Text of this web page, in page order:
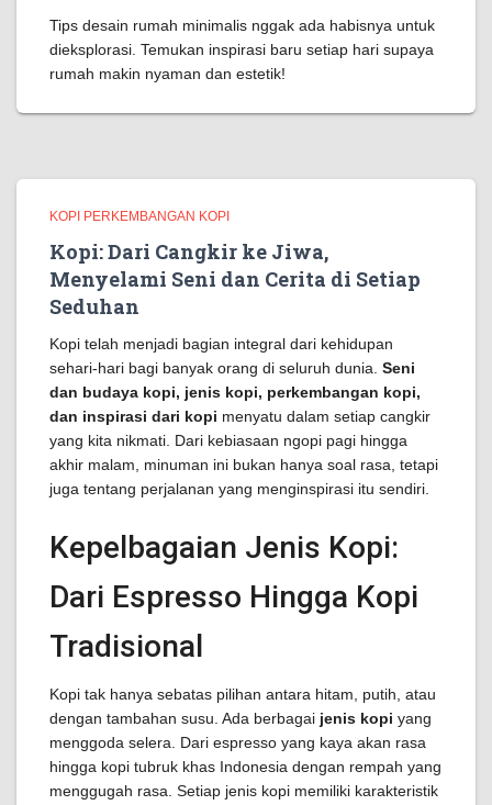
Tips desain rumah minimalis nggak ada habisnya untuk
dieksplorasi. Temukan inspirasi baru setiap hari supaya
rumah makin nyaman dan estetik!
KOPI PERKEMBANGAN KOPI
Kopi: Dari Cangkir ke Jiwa,
Menyelami Seni dan Cerita di Setiap
Seduhan
Kopi telah menjadi bagian integral dari kehidupan
sehari-hari bagi banyak orang di seluruh dunia. Seni
dan budaya kopi, jenis kopi, perkembangan kopi,
dan inspirasi dari kopi menyatu dalam setiap cangkir
yang kita nikmati. Dari kebiasaan ngopi pagi hingga
akhir malam, minuman ini bukan hanya soal rasa, tetapi
juga tentang perjalanan yang menginspirasi itu sendiri.
Kepelbagaian Jenis Kopi:
Dari Espresso Hingga Kopi
Tradisional
Kopi tak hanya sebatas pilihan antara hitam, putih, atau
dengan tambahan susu. Ada berbagai jenis kopi yang
menggoda selera. Dari espresso yang kaya akan rasa
hingga kopi tubruk khas Indonesia dengan rempah yang
menggugah rasa. Setiap jenis kopi memiliki karakteristik